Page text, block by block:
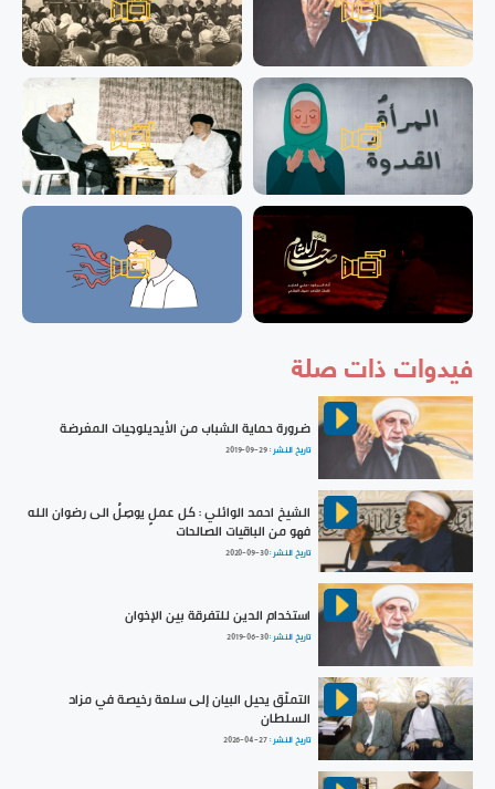
فيدوات ذات صلة
ضرورة حماية الشباب من الأيديلوجيات المغرضة
تاريخ النشر :2019-09-29
الشيخ احمد الوائلي : كل عملٍ يوصِلُ الى رضوان الله
فهو من الباقيات الصالحات
تاريخ النشر :2020-09-30
استخدام الدين للتفرقة بين الإخوان
تاريخ النشر :2019-06-30
التملّق يحيل البيان إلى سلعة رخيصة في مزاد
السلطان
تاريخ النشر :2026-04-27